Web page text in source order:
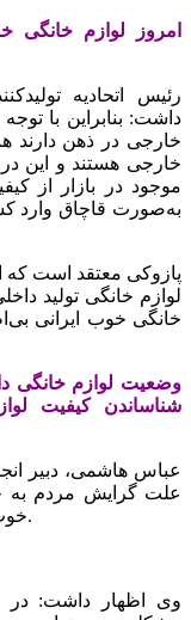
رئیس اتحادیه
داشت: بنابراین با
خارجی در ذهن دارند
خارجی هستند و این
موجود در بازار از
به‌صورت قاچاق وارد
پازوکی معتقد است که
لوازم خانگی تولید
خانگی خوب ایرانی
شناساندن کیفیت
‌عباس هاشمی، دبیر
علت گرایش مردم به
خوب از سوابق حضور این برندها در کشور است.
وی اظهار داشت: در